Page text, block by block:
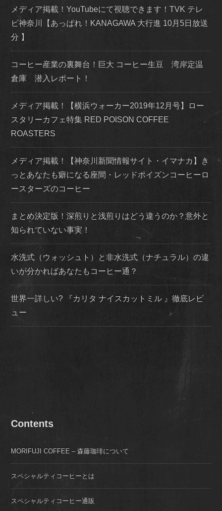
メディア掲載！YouTubeにて視聴できます！TVK テレ
ビ神奈川【あっぱれ！KANAGAWA 大行進 10月5日放送
分 】
コーヒー産業の裏舞台！巨大 コーヒー生豆 湾岸定温
倉庫 潜入レポート！
メディア掲載！【横浜ウォーカー2019年12月号】ロー
スタリーカフェ特集 RED POISON COFFEE
ROASTERS
メディア掲載！【神奈川新聞情報サイト・イマナカ】き
っとあなたも癖になる座間・レッドポイズンコーヒーロ
ースターズのコーヒー
まとめ決定版！深煎りと浅煎りはどう違うのか？意外と
知られていない事実！
水洗式（ウォッシュト）と非水洗式（ナチュラル）の違
いが分かればあなたもコーヒー通？
世界一詳しい? 『カリタ ナイスカットミル 』徹底レビ
ュー
Contents
MORIFUJI COFFEE – 森藤珈琲について
スペシャルティコーヒーとは
スペシャルティコーヒー通販